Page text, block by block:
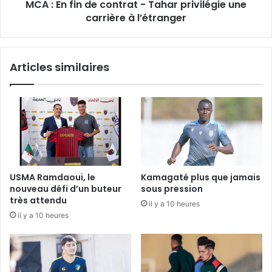
MCA : En fin de contrat - Tahar privilégie une
carrière à l’étranger
Articles similaires
USMA Ramdaoui, le
nouveau défi d’un buteur
très attendu
il y a 10 heures
Kamagaté plus que jamais
sous pression
il y a 10 heures